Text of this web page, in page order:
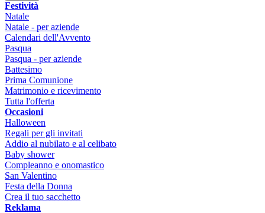
Festività
Natale
Natale - per aziende
Calendari dell'Avvento
Pasqua
Pasqua - per aziende
Battesimo
Prima Comunione
Matrimonio e ricevimento
Tutta l'offerta
Occasioni
Halloween
Regali per gli invitati
Addio al nubilato e al celibato
Baby shower
Compleanno e onomastico
San Valentino
Festa della Donna
Crea il tuo sacchetto
Reklama